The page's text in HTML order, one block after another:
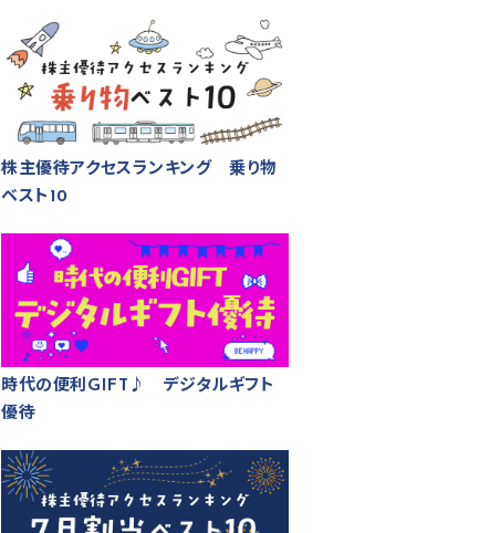
株主優待アクセスランキング 乗り物
ベスト10
時代の便利GIFT♪ デジタルギフト
優待